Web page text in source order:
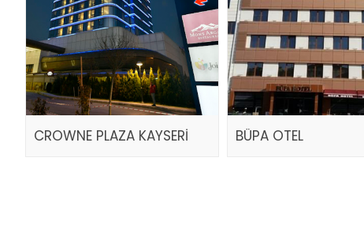
CROWNE PLAZA KAYSERİ BÜPA OTEL